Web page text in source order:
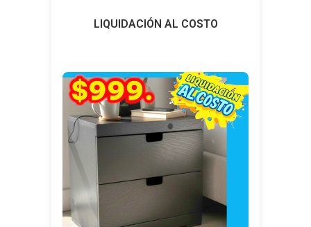
LIQUIDACIÓN AL COSTO